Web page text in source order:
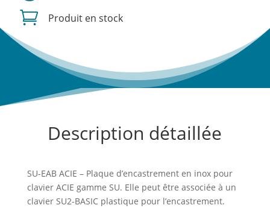
 Produit en stock
Description détaillée
SU-EAB ACIE – Plaque d’encastrement en inox pour
clavier ACIE gamme SU. Elle peut être associée à un
clavier SU2-BASIC plastique pour l’encastrement.